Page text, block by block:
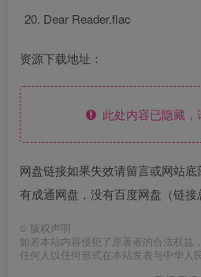
Dear Reader.flac
资源下载地址：
此处内容已隐藏，
网盘链接如果失效请留言或网站
有成通网盘，没有百度网盘（链接
© 版权声明
如若本站内容侵犯了原著者的合法权益
任何人以任何形式在本站发表与中华人